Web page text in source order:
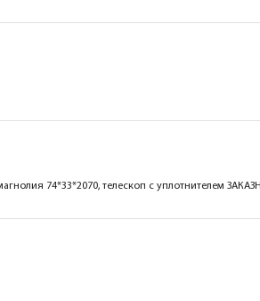
74*33*2070, телескоп с уплотнителем